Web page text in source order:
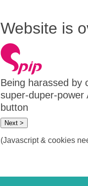
Website is
Being harassed by
super-duper-power
button
Next >
(Javascript & cookies